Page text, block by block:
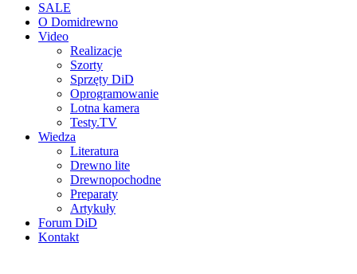
SALE
O Domidrewno
Video
Realizacje
Szorty
Sprzęty DiD
Oprogramowanie
Lotna kamera
Testy.TV
Wiedza
Literatura
Drewno lite
Drewnopochodne
Preparaty
Artykuły
Forum DiD
Kontakt